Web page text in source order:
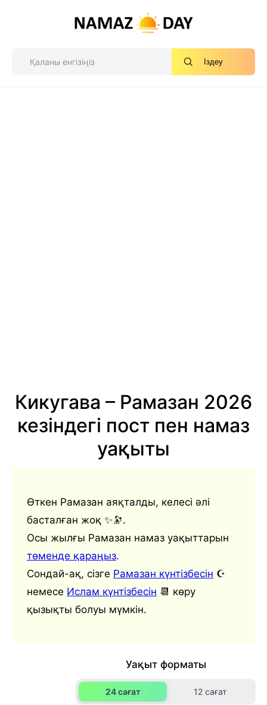
Іздеу
Кикугава – Рамазан 2026
кезіндегі пост пен намаз
уақыты
Өткен Рамазан аяқталды, келесі әлі
басталған жоқ ✨🔭.
Осы жылғы Рамазан намаз уақыттарын
төменде қараңыз.
Сондай-ақ, сізге Рамазан күнтізбесін ☪️
немесе Ислам күнтізбесін 📆 көру
қызықты болуы мүмкін.
Уақыт форматы
24 сағат 12 сағат